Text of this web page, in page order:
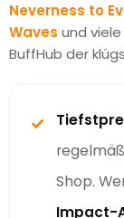
Neverness to
Waves und
BuffHub der
✓
Shop.
Impact-